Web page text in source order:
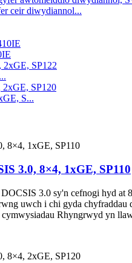
ceir diwydiannol...
S...
3.0, 8×4, 1xGE, SP110
3.0 sy'n cefnogi hyd
uwch i chi gyda
Rhyngrwyd yn